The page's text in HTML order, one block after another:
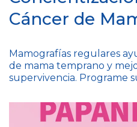
Cáncer de
Mamografías regulares
de mama temprano y
supervivencia. Programe